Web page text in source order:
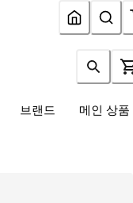
브랜드 메인 상품